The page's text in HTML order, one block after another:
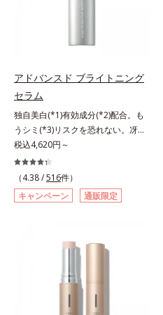
アドバンスド ブライトニング
セラム
独自美白(*1)有効成分(*2)配合。も
うシミ(*3)リスクを恐れない。冴え
わたる透明美肌(*4)へ。先端肌科学
が導く、透明感あふれる輝き(*4)
へ。今の自分の肌も未来の肌もあき
らめない、自分史上最高の冴えわた
る透明美肌(*4)を目指すには、美肌
が大切だと考えました。そこで、ポ
(*1)有効成分「m-ピクセノール（デ
クスパンテノールW）」を配合。シ
ミの原因になると考えられる“メラ
税込4,620円～
（4.38 /516件）
キャンペーン
通販限定